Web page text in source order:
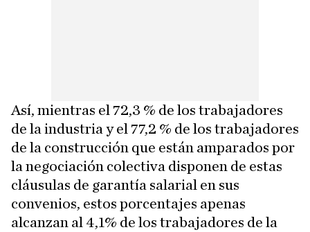
Así, mientras el 72,3 % de los trabajadores
de la industria y el 77,2 % de los trabajadores
de la construcción que están amparados por
la negociación colectiva disponen de estas
cláusulas de garantía salarial en sus
convenios, estos porcentajes apenas
alcanzan al 4,1% de los trabajadores de la